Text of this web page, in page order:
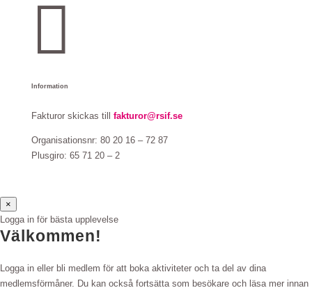

Information
Fakturor skickas till fakturor@rsif.se
Organisationsnr: 80 20 16 – 72 87
Plusgiro: 65 71 20 – 2
×
Logga in för bästa upplevelse
Välkommen!
Logga in eller bli medlem för att boka aktiviteter och ta del av dina
medlemsförmåner. Du kan också fortsätta som besökare och läsa mer innan